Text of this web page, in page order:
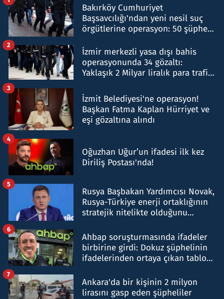
Bakırköy Cumhuriyet
Başsavcılığı'ndan yeni nesil suç
örgütlerine operasyon: 50 şüpheli
İzmir merkezli yasa dışı bahis
operasyonunda 34 gözaltı:
Yaklaşık 2 Milyar liralık para trafiği
2
İzmit Belediyesi'ne operasyon!
Başkan Fatma Kaplan Hürriyet ve
eşi gözaltına alındı
3
Oğuzhan Uğur’un ifadesi ilk kez
Diriliş Postası'nda!
4
Rusya Başbakan Yardımcısı Novak,
Rusya-Türkiye enerji ortaklığının
stratejik nitelikte olduğunu
5
Ahbap soruşturmasında ifadeler
birbirine girdi: Dokuz şüphelinin
ifadelerinden ortaya çıkan tablo
6
Ankara'da bir kişinin 2 milyon
lirasını gasp eden şüpheliler
7